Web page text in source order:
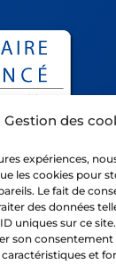
Gestion des
expériences,
les cookies pour
Le fait de
des données
uniques sur ce
son
et
commercial de la
inscrite au